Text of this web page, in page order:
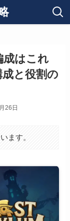
成はこれ
と役割の
26日
ます。